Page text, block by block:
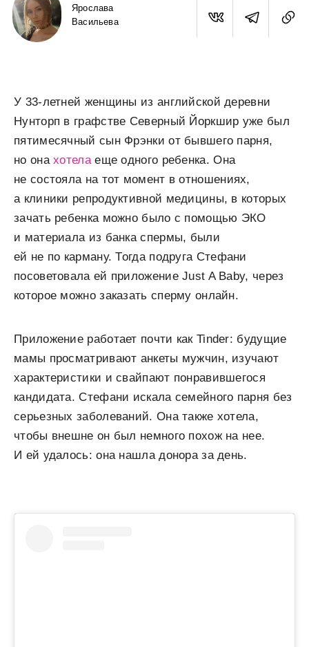
Ярослава
Васильева
У 33-летней женщины из английской деревни
Нунторп в графстве Северный Йоркшир уже был
пятимесячный сын Фрэнки от бывшего парня,
но онахотелаеще одного ребенка. Она
не состояла на тот момент в отношениях,
а клиники репродуктивной медицины, в которых
зачать ребенка можно было с помощью ЭКО
и материала из банка спермы, были
ей не по карману. Тогда подруга Стефани
посоветовала ей приложение Just A Baby, через
которое можно заказать сперму онлайн.
Приложение работает почти как Tinder: будущие
мамы просматривают анкеты мужчин, изучают
характеристики и свайпают понравившегося
кандидата. Стефани искала семейного парня без
серьезных заболеваний. Она также хотела,
чтобы внешне он был немного похож на нее.
И ей удалось: она нашла донора за день.